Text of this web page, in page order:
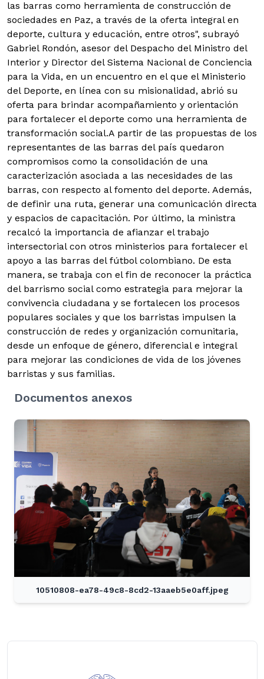
las barras como herramienta de construcción de
sociedades en Paz, a través de la oferta integral en
deporte, cultura y educación, entre otros", subrayó
Gabriel Rondón, asesor del Despacho del Ministro del
Interior y Director del Sistema Nacional de Conciencia
para la Vida, en un encuentro en el que el Ministerio
del Deporte, en línea con su misionalidad, abrió su
oferta para brindar acompañamiento y orientación
para fortalecer el deporte como una herramienta de
transformación social.A partir de las propuestas de los
representantes de las barras del país quedaron
compromisos como la consolidación de una
caracterización asociada a las necesidades de las
barras, con respecto al fomento del deporte. Además,
de definir una ruta, generar una comunicación directa
y espacios de capacitación. Por último, la ministra
recalcó la importancia de afianzar el trabajo
intersectorial con otros ministerios para fortalecer el
apoyo a las barras del fútbol colombiano. De esta
manera, se trabaja con el fin de reconocer la práctica
del barrismo social como estrategia para mejorar la
convivencia ciudadana y se fortalecen los procesos
populares sociales y que los barristas impulsen la
construcción de redes y organización comunitaria,
desde un enfoque de género, diferencial e integral
para mejorar las condiciones de vida de los jóvenes
barristas y sus familias.
Documentos anexos
10510808-ea78-49c8-8cd2-13aaeb5e0aff.jpeg